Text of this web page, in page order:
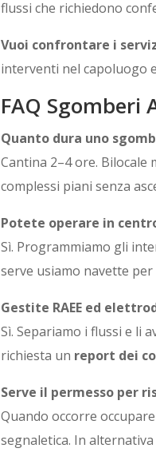
flussi che richiedono
Vuoi confrontare i
interventi nel capoluogo
FAQ Sgomberi
Quanto dura uno
Cantina 2–4 ore. Bilocale
complessi piani senza
Potete operare in
Sì. Programmiamo gli
serve usiamo navette
Gestite RAEE ed
Sì. Separiamo i flussi e li
richiesta un report dei
Serve il permesso per
Quando occorre
segnaletica. In